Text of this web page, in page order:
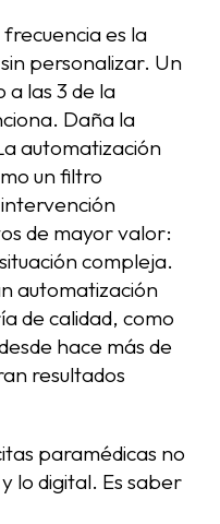
es la
personalizar. Un
las 3 de la
Daña la
automatización
un filtro
de mayor valor:
compleja.
automatización
de calidad, como
hace más de
resultados
paramédicas no
lo digital. Es saber